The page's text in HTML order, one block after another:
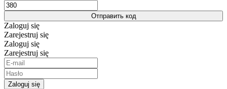
Отправить код
Zaloguj się
Zarejestruj się
Zaloguj się
Zarejestruj się
Zaloguj się